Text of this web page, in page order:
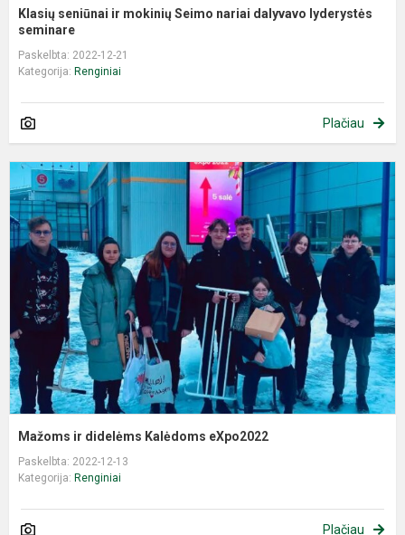
Klasių seniūnai ir mokinių Seimo nariai dalyvavo lyderystės
seminare
Paskelbta: 2022-12-21
Kategorija: Renginiai
Plačiau
Mažoms ir didelėms Kalėdoms eXpo2022
Paskelbta: 2022-12-13
Kategorija: Renginiai
Plačiau